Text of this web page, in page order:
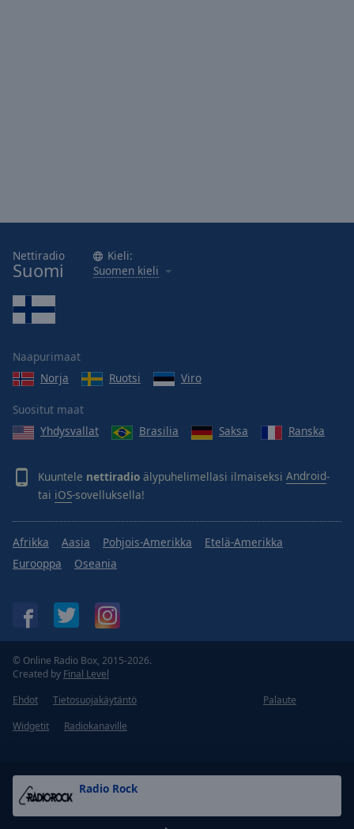
Radio Rock
Nettiradio
Suomi
Kieli:
Suomen kieli
Naapurimaat
Norja
Ruotsi Viro
Suositut maat
Yhdysvallat
Brasilia Saksa Ranska
Kuuntele nettiradio älypuhelimellasi ilmaiseksi Android-
tai iOS-sovelluksella!
Afrikka Aasia Pohjois-Amerikka
Etelä-Amerikka
Eurooppa
Oseania
© Online Radio Box, 2015-2026.
Created by Final Level
Ehdot
Tietosuojakäytäntö
Palaute
Widgetit
Radiokanaville